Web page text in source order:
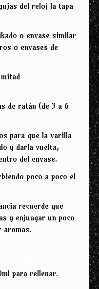
del reloj la tapa
o envase similar
o envases de
de ratán (de 3 a 6
para que la varilla
y darla vuelta,
del envase.
poco a poco el
recuerde que
y enjuagar un poco
aromas.
para rellenar.